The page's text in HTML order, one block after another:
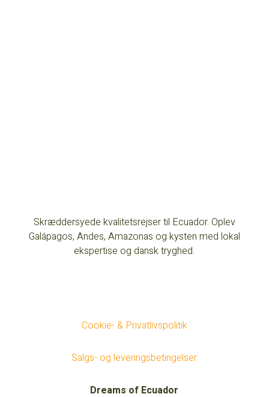
Skræddersyede kvalitetsrejser til Ecuador. Oplev
Galápagos, Andes, Amazonas og kysten med lokal
ekspertise og dansk tryghed.
Cookie- & Privatlivspolitik
Salgs- og leveringsbetingelser
Dreams of Ecuador